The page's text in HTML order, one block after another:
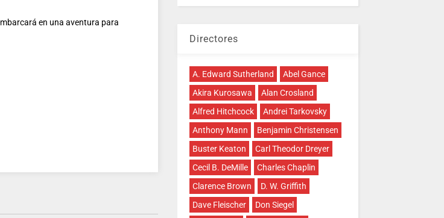
en una aventura para
Directores
A. Edward Sutherland
Abel Gance
Akira Kurosawa
Alan Crosland
Alfred Hitchcock
Andrei Tarkovsky
Anthony Mann
Benjamin Christensen
Buster Keaton
Carl Theodor Dreyer
Cecil B. DeMille
Charles Chaplin
Clarence Brown
D. W. Griffith
Dave Fleischer
Don Siegel